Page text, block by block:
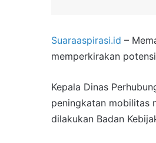
Suaraaspirasi.id –
memperkirakan
Kepala Dinas
peningkatan mobilitas
dilakukan Badan